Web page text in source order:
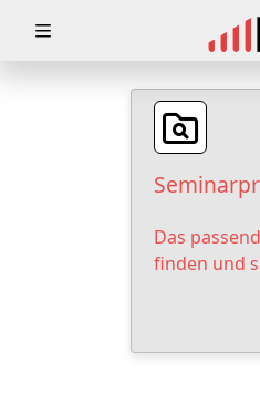
Das
finden und